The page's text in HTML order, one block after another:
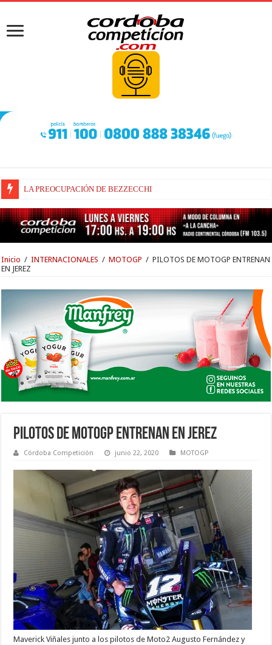
BEZZECCHI, RECUPERADO Y VELOZ
Inicio / INTERNACIONALES / MOTOGP / PILOTOS DE MOTOGP ENTRENAN
EN JEREZ
PILOTOS DE MOTOGP ENTRENAN EN JEREZ
Córdoba Competición junio 22, 2020 MOTOGP
Maverick Viñales junto a los pilotos de Moto2 Augusto Fernández y